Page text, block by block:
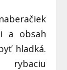
a obsah
hladká.
rybaciu